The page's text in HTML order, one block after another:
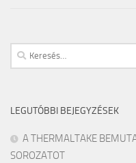
Keresés:
LEGUTÓBBI BEJEGYZÉSEK
A THERMALTAKE
SOROZATOT